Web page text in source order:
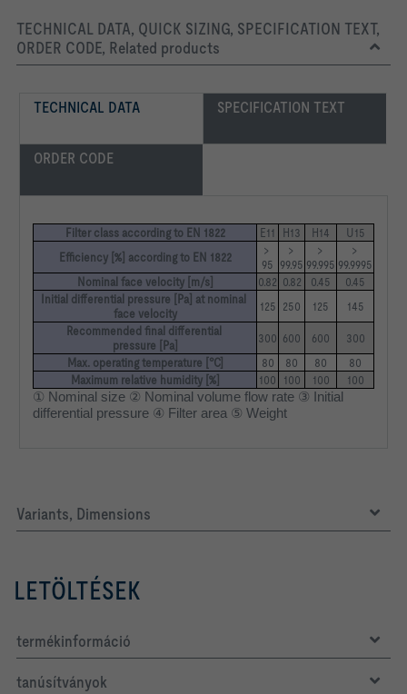
TECHNICAL DATA, QUICK SIZING, SPECIFICATION TEXT,
ORDER CODE, Related products
TECHNICAL DATA SPECIFICATION TEXT
ORDER CODE
Filter class according to EN 1822 E11 H13 H14
U15
Efficiency [%] according to EN 1822
>
95
>
99.95
>
99.995
>
99.9995
Nominal face velocity [m/s]
0.82 0.82 0.45
0.45
Initial differential pressure [Pa] at nominal
face velocity
125 250 125
145
Recommended final differential
pressure [Pa]
300 600 600
300
Max. operating temperature [°C]
80 80 80
80
Maximum relative humidity [%]
100 100 100 100
① Nominal size ② Nominal volume flow rate ③ Initial
differential pressure ④ Filter area ⑤ Weight
Variants, Dimensions
LETÖLTÉSEK
termékinformáció
tanúsítványok